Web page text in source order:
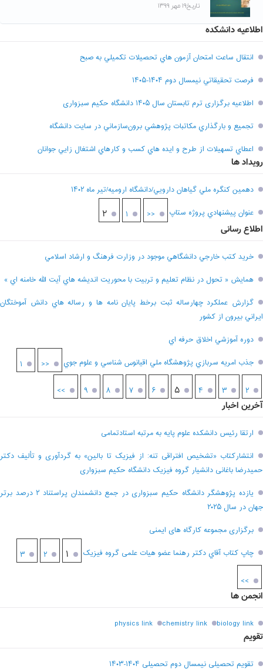
تاریخ۱۹ مهر ۱۳۹۹
اطلاعیه دانشکده
انتقال ساعت امتحان آزمون هاي تحصيلات تکميلي به صبح
فرصت تحقيقاتي نیمسال دوم ۱۴۰۴-۱۴۰۵
اطلاعیه برگزاری ترم تابستان سال ۱۴۰۵ دانشگاه حکیم سبزواری
تجميع و بارگذاري مکاتبات پژوهشي برون‌سازماني در سايت دانشگاه
اعطاي تسهيلات از طرح و ايده هاي کسب و کارهاي اشتغال زايي جوانان
رویداد ها
دهمين کنگره ملي گياهان دارويي/دانشگاه اروميه/تير ماه ۱۴۰۲
عنوان پيشنهادي پروژه ستاپ
<< ۱ ۲
اطلاع رسانی
خريد کتب خارجي دانشگاهي موجود در وزارت فرهنگ و ارشاد اسلامي
همايش « تحول در نظام تعليم و تربيت با محوريت انديشه هاي آيت الله خامنه اي »
گزارش عملکرد چهارساله ثبت برخط پايان نامه ها و رساله هاي دانش آموختگان
ايراني بيرون از کشور
دوره آموزشي اخلاق حرفه اي
جذب امريه سربازي پژوهشگاه ملي اقيانوس شناسي و علوم جوي
<< ۱
۲ ۳ ۴ ۵ ۶ ۷ ۸ ۹ >>
آخرین اخبار
ارتقا رئیس دانشکده علوم پایه به مرتبه استادتمامی
انتشارکتاب «تشخیص افتراقی تنه: از فیزیک تا بالین» به گردآوری و تألیف دکتر
حمیدرضا باغانی دانشیار گروه فیزیک دانشگاه حکیم سبزواری
یازده پژوهشگر دانشگاه حکیم سبزواری در جمع دانشمندان پراستناد ۲ درصد برتر
جهان در سال ۲۰۲۵
برگزاری مجموعه کارگاه های ایمنی
چاپ کتاب آقاي دکتر رهنما عضو هیات علمی گروه فیزیک
۱ ۲ ۳
>>
انجمن ها
biology link
chemistry link
physics link
تقویم
تقویم تحصیلی نیمسال دوم تحصیلی ۱۴۰۴-۱۴۰۳